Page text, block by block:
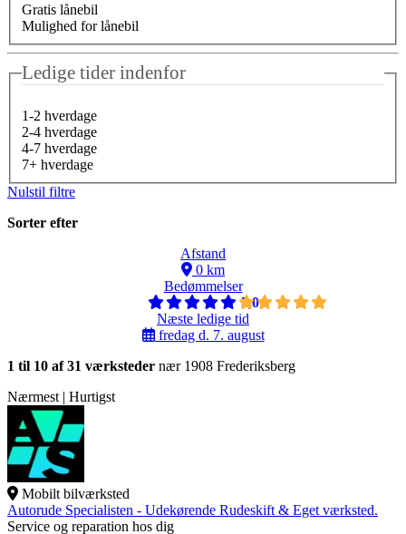
Gratis lånebil
Mulighed for lånebil
Ledige tider indenfor
1-2 hverdage
2-4 hverdage
4-7 hverdage
7+ hverdage
Nulstil filtre
Sorter efter
Afstand
0 km
Bedømmelser
5,0
Næste ledige tid
fredag d. 7. august
1 til 10 af 31 værksteder nær 1908 Frederiksberg
Nærmest | Hurtigst
Mobilt bilværksted
Autorude Specialisten - Udekørende Rudeskift & Eget værksted.
Service og reparation hos dig